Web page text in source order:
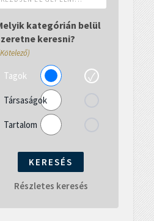
kategórián belül
keresni?
Tagok
Társaságok
Tartalom
Részletes keresés